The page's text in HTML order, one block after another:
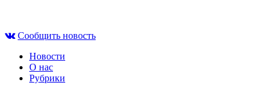
contentСообщить новость
Новости
О нас
Рубрики